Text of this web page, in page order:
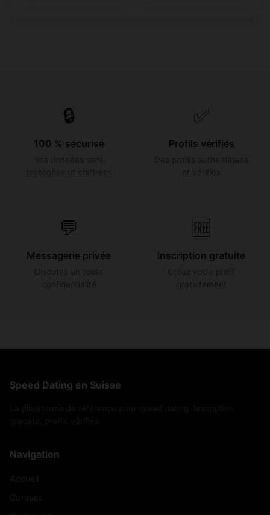
🔒
100 % sécurisé
✅
Profils vérifiés
💬
Messagerie privée
🆓
Inscription gratuite
Speed Dating en Suisse
Navigation